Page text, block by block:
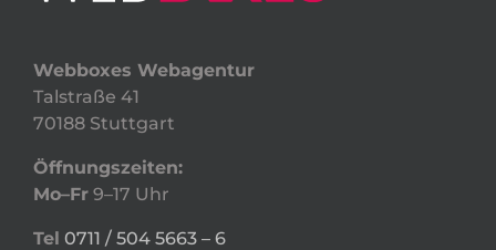
Webboxes Webagentur
Talstraße 41
70188 Stuttgart
Öffnungszeiten:
Mo–Fr 9–17 Uhr
Tel 0711 / 504 5663 – 6